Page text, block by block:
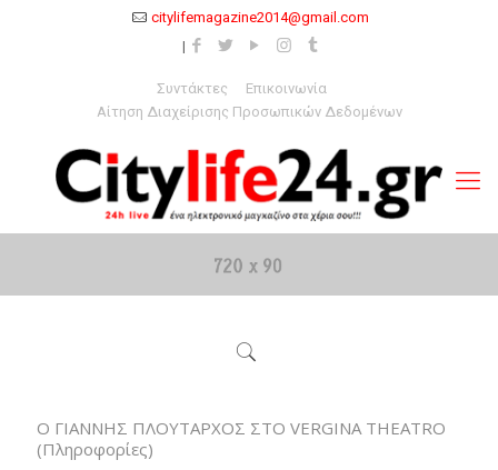
citylifemagazine2014@gmail.com
Συντάκτες
Επικοινωνία
Αίτηση Διαχείρισης Προσωπικών Δεδομένων
Ο ΓΙΑΝΝΗΣ ΠΛΟΥΤΑΡΧΟΣ ΣΤΟ VERGINA THEATRO
(Πληροφορίες)